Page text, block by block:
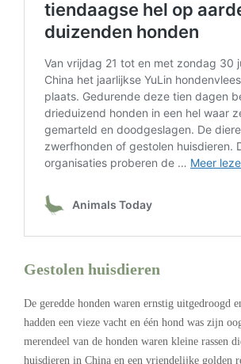
Gestolen huisdieren
De geredde honden waren ernstig uitgedroogd
hadden een vieze vacht en één hond was zijn
merendeel van de honden waren kleine rassen
huisdieren in China en een vriendelijke golden